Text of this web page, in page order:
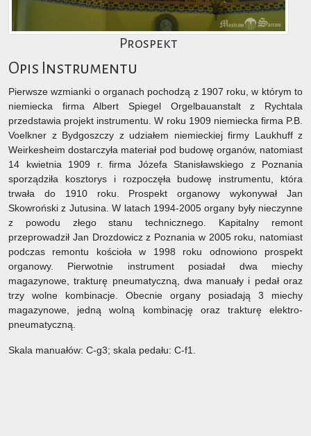
Prospekt
Opis Instrumentu
Pierwsze wzmianki o organach pochodzą z 1907 roku, w którym to
niemiecka firma Albert Spiegel Orgelbauanstalt z Rychtala
przedstawia projekt instrumentu. W roku 1909 niemiecka firma P.B.
Voelkner z Bydgoszczy z udziałem niemieckiej firmy Laukhuff z
Weirkesheim dostarczyła materiał pod budowę organów, natomiast
14 kwietnia 1909 r. firma Józefa Stanisławskiego z Poznania
sporządziła kosztorys i rozpoczęła budowę instrumentu, która
trwała do 1910 roku. Prospekt organowy wykonywał Jan
Skowroński z Jutusina. W latach 1994-2005 organy były nieczynne
z powodu złego stanu technicznego. Kapitalny remont
przeprowadził Jan Drozdowicz z Poznania w 2005 roku, natomiast
podczas remontu kościoła w 1998 roku odnowiono prospekt
organowy. Pierwotnie instrument posiadał dwa miechy
magazynowe, trakturę pneumatyczną, dwa manuały i pedał oraz
trzy wolne kombinacje. Obecnie organy posiadają 3 miechy
magazynowe, jedną wolną kombinację oraz trakturę elektro-
pneumatyczną.
Skala manuałów: C-g3; skala pedału: C-f1.